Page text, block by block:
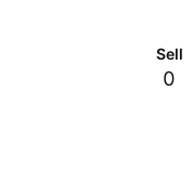
Sell
0